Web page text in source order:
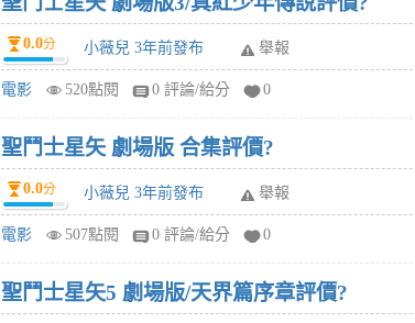
0.0分 小薇兒 3年前發布 舉報
電影 520點閱 0 評論/給分 0
聖鬥士星矢 劇場版 合集評價?
0.0分 小薇兒 3年前發布 舉報
電影 507點閱 0 評論/給分 0
聖鬥士星矢5 劇場版/天界篇序章評價?